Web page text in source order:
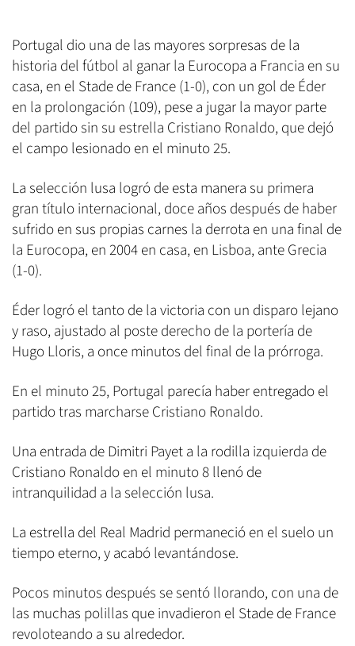
Portugal dio una de las mayores sorpresas de la
historia del fútbol al ganar la Eurocopa a Francia en su
casa, en el Stade de France (1-0), con un gol de Éder
en la prolongación (109), pese a jugar la mayor parte
del partido sin su estrella Cristiano Ronaldo, que dejó
el campo lesionado en el minuto 25.
La selección lusa logró de esta manera su primera
gran título internacional, doce años después de haber
sufrido en sus propias carnes la derrota en una final de
la Eurocopa, en 2004 en casa, en Lisboa, ante Grecia
(1-0).
Éder logró el tanto de la victoria con un disparo lejano
y raso, ajustado al poste derecho de la portería de
Hugo Lloris, a once minutos del final de la prórroga.
En el minuto 25, Portugal parecía haber entregado el
partido tras marcharse Cristiano Ronaldo.
Una entrada de Dimitri Payet a la rodilla izquierda de
Cristiano Ronaldo en el minuto 8 llenó de
intranquilidad a la selección lusa.
La estrella del Real Madrid permaneció en el suelo un
tiempo eterno, y acabó levantándose.
Pocos minutos después se sentó llorando, con una de
las muchas polillas que invadieron el Stade de France
revoloteando a su alrededor.